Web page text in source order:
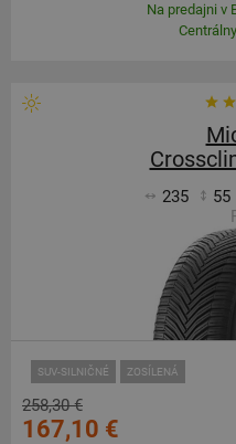
Na predajni v
235 55
SUV-SILNIČNÉ ZOSÍLENÁ
258,30 €
167,10 €